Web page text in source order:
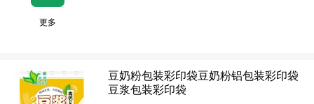
更多
豆奶粉包装彩印袋豆奶粉铝包装彩印袋
豆浆包装彩印袋